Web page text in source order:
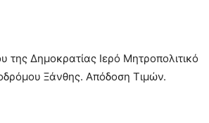
της Δημοκρατίας Ιερό Μητροπολιτικό
Ξάνθης. Απόδοση Τιμών.